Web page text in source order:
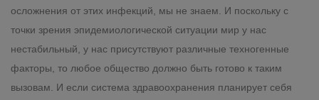
осложнения от этих инфекций, мы не знаем. И поскольку с
точки зрения эпидемиологической ситуации мир у нас
нестабильный, у нас присутствуют различные техногенные
факторы, то любое общество должно быть готово к таким
вызовам. И если система здравоохранения планирует себя